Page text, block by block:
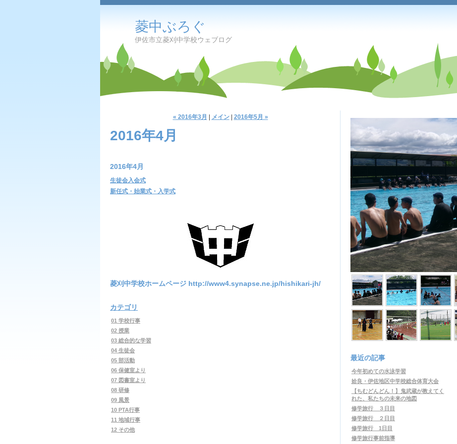
菱中ぶろぐ
伊佐市立菱刈中学校ウェブログ
« 2016年3月 メイン| 2016年5月 »
2016年4月
2016年4月
生徒会入会式
新任式・始業式・入学式
菱刈中学校ホームページ http://www4.synapse.ne.jp/hishikari-jh/
カテゴリ
01 学校行事
02 授業
03 総合的な学習
04 生徒会
05 部活動
06 保健室より
07 図書室より
08 研修
09 風景
10 PTA行事
11 地域行事
12 その他
最近の記事
今年初めての水泳学習
姶良・伊佐地区中学校総合体育大会
【ちむどんどん！】鬼武蔵が教えてく
れた、私たちの未来の地図
修学旅行 ３日目
修学旅行 ２日目
修学旅行 1日目
修学旅行事前指導